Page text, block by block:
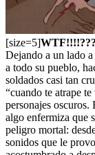
[size=5]
Dejando a un lado
a todo su pueblo,
soldados casi tan
“cuando te atrape
personajes
algo enfermiza que
peligro mortal:
sonidos que le